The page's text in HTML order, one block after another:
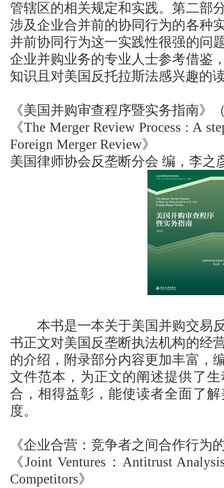
管辖区的相关规定和实践。第二部
涉及企业合并前的协同行为的各种
并前协同行为这一实践性很强的问
企业并购业务的专业人士参考借鉴
知识且对美国反托拉斯法感兴趣的
《美国并购审查程序暨实务指南》
《The Merger Review Process : A
Foreign Merger Review》
美国律师协会反垄断分会 编，李之
本书是一本关于美国并购交易
书正文对美国反垄断执法机构的经
的介绍，附录部分内容更加丰富，
文件范本，为正文的阐述提供了
合，相得益彰，能使读者全面了
度。
《企业合营：竞争者之间合作行为
《Joint Ventures：Antitrust
Competitors》